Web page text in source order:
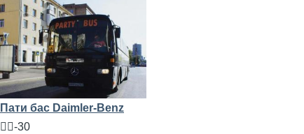
Пати бас Daimler-Benz
🧍‍♂️-30